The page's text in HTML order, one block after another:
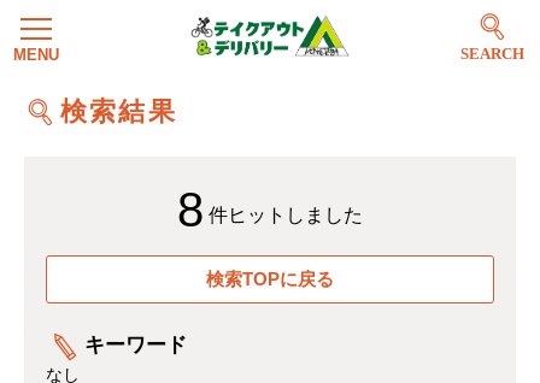
SEARCH
検索結果
8 件ヒットしました
検索TOPに戻る
キーワード
なし